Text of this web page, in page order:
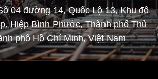
04 đường 14, Quốc Lộ 13, Khu đô
Hiệp Bình Phước, Thành phố Thủ
phố Hồ Chí Minh, Việt Nam